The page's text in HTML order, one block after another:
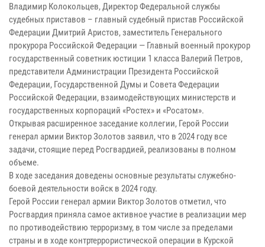
Владимир Колокольцев, Директор Федеральной службы
судебных приставов – главный судебный пристав Российской
Федерации Дмитрий Аристов, заместитель Генерального
прокурора Российской Федерации — Главный военный прокурор
государственный советник юстиции 1 класса Валерий Петров,
представители Администрации Президента Российской
Федерации, Государственной Думы и Совета Федерации
Российской Федерации, взаимодействующих министерств и
государственных корпораций «Ростех» и «Росатом».
Открывая расширенное заседание коллегии, Герой России
генерал армии Виктор Золотов заявил, что в 2024 году все
задачи, стоящие перед Росгвардией, реализованы в полном
объеме.
В ходе заседания доведены основные результаты служебно-
боевой деятельности войск в 2024 году.
Герой России генерал армии Виктор Золотов отметил, что
Росгвардия приняла самое активное участие в реализации мер
по противодействию терроризму, в том числе за пределами
страны и в ходе контртеррористической операции в Курской